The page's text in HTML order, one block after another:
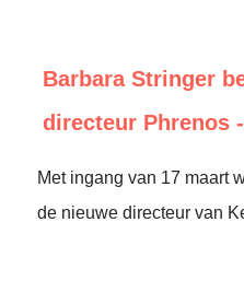
Barbara Stringer
directeur Phrenos -
Met ingang van 17 maart
de nieuwe directeur van